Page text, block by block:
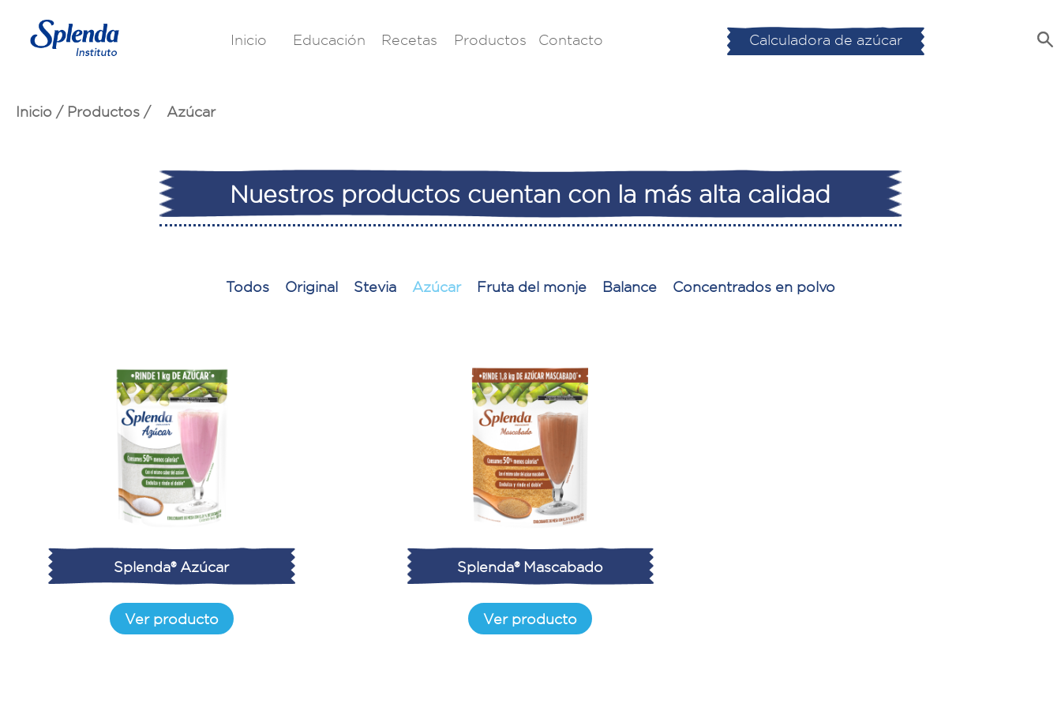
Inicio Educación Recetas Productos Contacto Calculadora de azúcar
Inicio / Productos / Azúcar
Nuestros productos cuentan con la más alta calidad
Todos Original Stevia Azúcar Fruta del monje Balance Concentrados en polvo
Splenda® Azúcar
Ver producto
Splenda® Mascabado
Ver producto